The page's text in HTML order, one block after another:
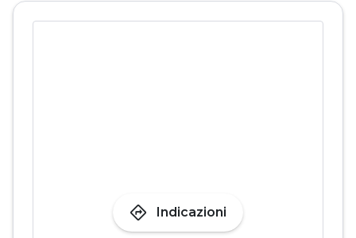
directions Indicazioni